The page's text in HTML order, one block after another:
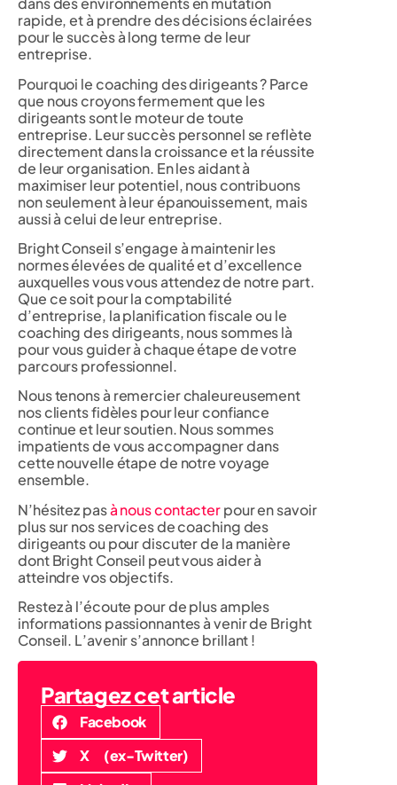
rapide, et à prendre des décisions éclairées
pour le succès à long terme de leur
entreprise.
Pourquoi le coaching des dirigeants ? Parce
que nous croyons fermement que les
dirigeants sont le moteur de toute
entreprise. Leur succès personnel se reflète
directement dans la croissance et la réussite
de leur organisation. En les aidant à
maximiser leur potentiel, nous contribuons
non seulement à leur épanouissement, mais
aussi à celui de leur entreprise.
Bright Conseil s’engage à maintenir les
normes élevées de qualité et d’excellence
auxquelles vous vous attendez de notre part.
Que ce soit pour la comptabilité
d’entreprise, la planification fiscale ou le
coaching des dirigeants, nous sommes là
pour vous guider à chaque étape de votre
parcours professionnel.
Nous tenons à remercier chaleureusement
nos clients fidèles pour leur confiance
continue et leur soutien. Nous sommes
impatients de vous accompagner dans
cette nouvelle étape de notre voyage
ensemble.
N’hésitez pasà nous contacterpour en savoir
plus sur nos services de coaching des
dirigeants ou pour discuter de la manière
dont Bright Conseil peut vous aider à
atteindre vos objectifs.
Restez à l’écoute pour de plus amples
informations passionnantes à venir de Bright
Conseil. L’avenir s’annonce brillant !
Partagez cet article
Facebook
X (ex-Twitter)